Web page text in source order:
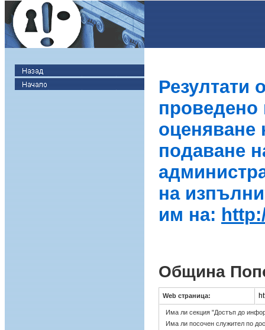
Резултати
проведено
оценяване
подаване
на
им на:
Община
Web страница:
Има ли секция "Достъп до
Има ли посочен служител по